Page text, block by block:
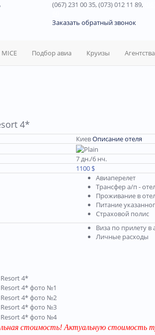
(067) 231 00 35, (073) 012 11 89,
Заказать обратный звонок
MICE Подбор авиа Круизы
4*
КиевОписание отеля
7 дн./6 нч.
1100 $
Авиаперелет
Трансфер а/п -
Проживание в
Питание
Страховой полис
Виза по прилету в
Личные расходы
стоимость! Актуальную стоимость